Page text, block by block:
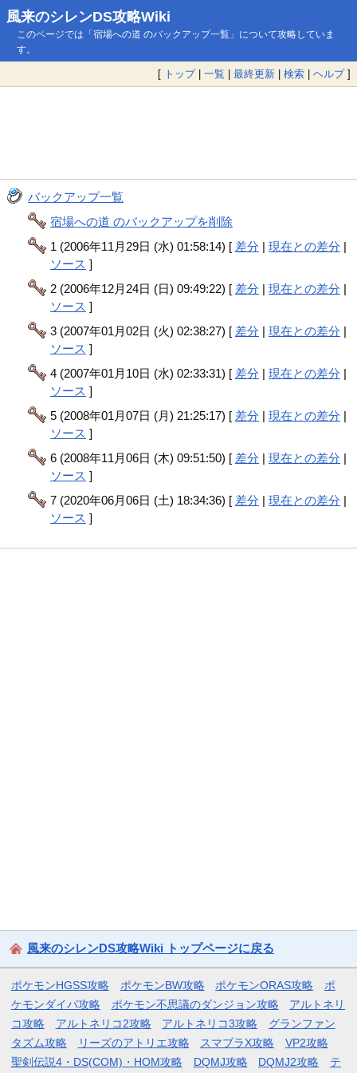
風来のシレンDS攻略Wiki
このページでは「宿場への道 のバックアップ一覧」について攻略していま
す。
[ トップ| 一覧 | 最終更新 | 検索 | ヘルプ]
バックアップ一覧
宿場への道 のバックアップを削除
1 (2006年11月29日 (水) 01:58:14) [ 差分 |現在との差分 |
ソース ]
2 (2006年12月24日 (日) 09:49:22) [ 差分 |現在との差分 |
ソース ]
3 (2007年01月02日 (火) 02:38:27) [ 差分 |現在との差分 |
ソース ]
4 (2007年01月10日 (水) 02:33:31) [ 差分 |現在との差分 |
ソース ]
5 (2008年01月07日 (月) 21:25:17) [ 差分 |現在との差分 |
ソース ]
6 (2008年11月06日 (木) 09:51:50) [ 差分 |現在との差分 |
ソース ]
7 (2020年06月06日 (土) 18:34:36) [ 差分 |現在との差分 |
ソース ]
風来のシレンDS攻略Wiki トップページに戻る
ポケモンHGSS攻略 ポケモンBW攻略 ポケモンORAS攻略
ポ
ケモンダイパ攻略
ポケモン不思議のダンジョン攻略
アルトネリ
コ攻略
アルトネリコ2攻略 アルトネリコ3攻略
グランファン
タズム攻略
リーズのアトリエ攻略 スマブラX攻略
VP2攻略
聖剣伝説4・DS(COM)・HOM攻略
DQMJ攻略 DQMJ2攻略 テ